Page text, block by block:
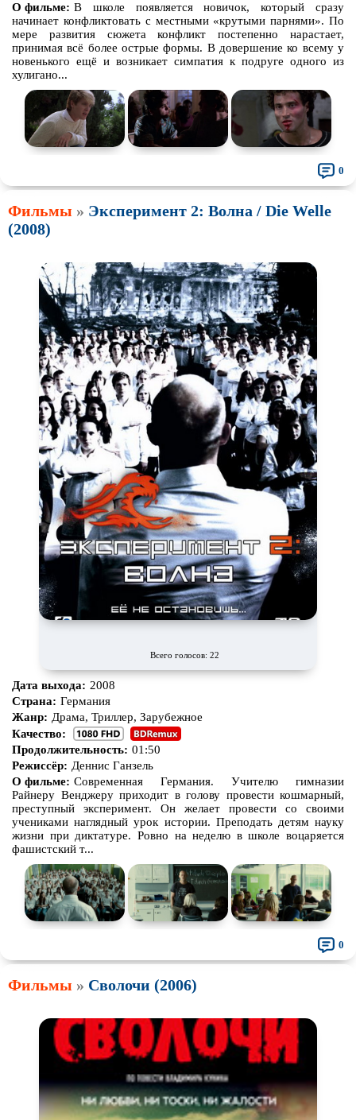
О фильме: В школе появляется новичок, который сразу
начинает конфликтовать с местными «крутыми парнями». По
мере развития сюжета конфликт постепенно нарастает,
принимая всё более острые формы. В довершение ко всему у
новенького ещё и возникает симпатия к подруге одного из
хулигано...
0
Фильмы » Эксперимент 2: Волна / Die Welle
(2008)
Всего голосов: 22
Дата выхода: 2008
Страна: Германия
Жанр: Драма, Триллер, Зарубежное
Качество:
Продолжительность: 01:50
Режиссёр: Деннис Ганзель
О фильме: Современная Германия. Учителю гимназии
Райнеру Венджеру приходит в голову провести кошмарный,
преступный эксперимент. Он желает провести со своими
учениками наглядный урок истории. Преподать детям науку
жизни при диктатуре. Ровно на неделю в школе воцаряется
фашистский т...
0
Фильмы » Сволочи (2006)